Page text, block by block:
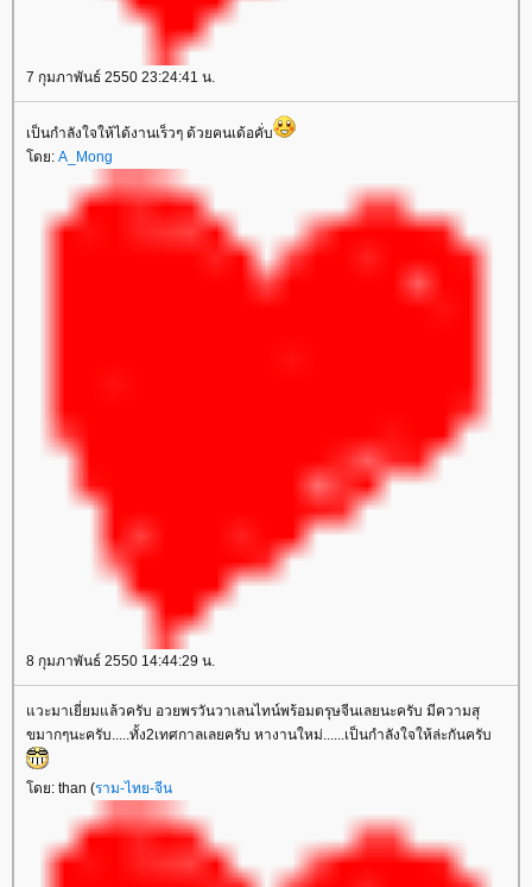
7 กุมภาพันธ์ 2550 23:24:41 น.
เป็นกำลังใจให้ได้งานเร็วๆ ด้วยคนเด้อคั่บ
ดย: A_Mong
8 กุมภาพันธ์ 2550 14:44:29 น.
วะมาเยี่ยมแล้วครับ อวยพรวันวาเลนไทน์พร้อมตรุษจีนเลยนะครับ มีความสุ
ขมากๆนะครับ.....ทั้ง2เทศกาลเลยครับ หางานใหม่......เป็นกำลังใจให้ล่ะกันครับ
ดย: than (ราม-ไทย-จีน